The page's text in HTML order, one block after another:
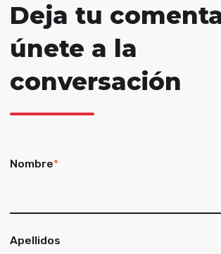
Deja tu
únete a la
conversación
Nombre*
Apellidos